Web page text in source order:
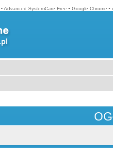
• Advanced SystemCare Free • Google Chrome •